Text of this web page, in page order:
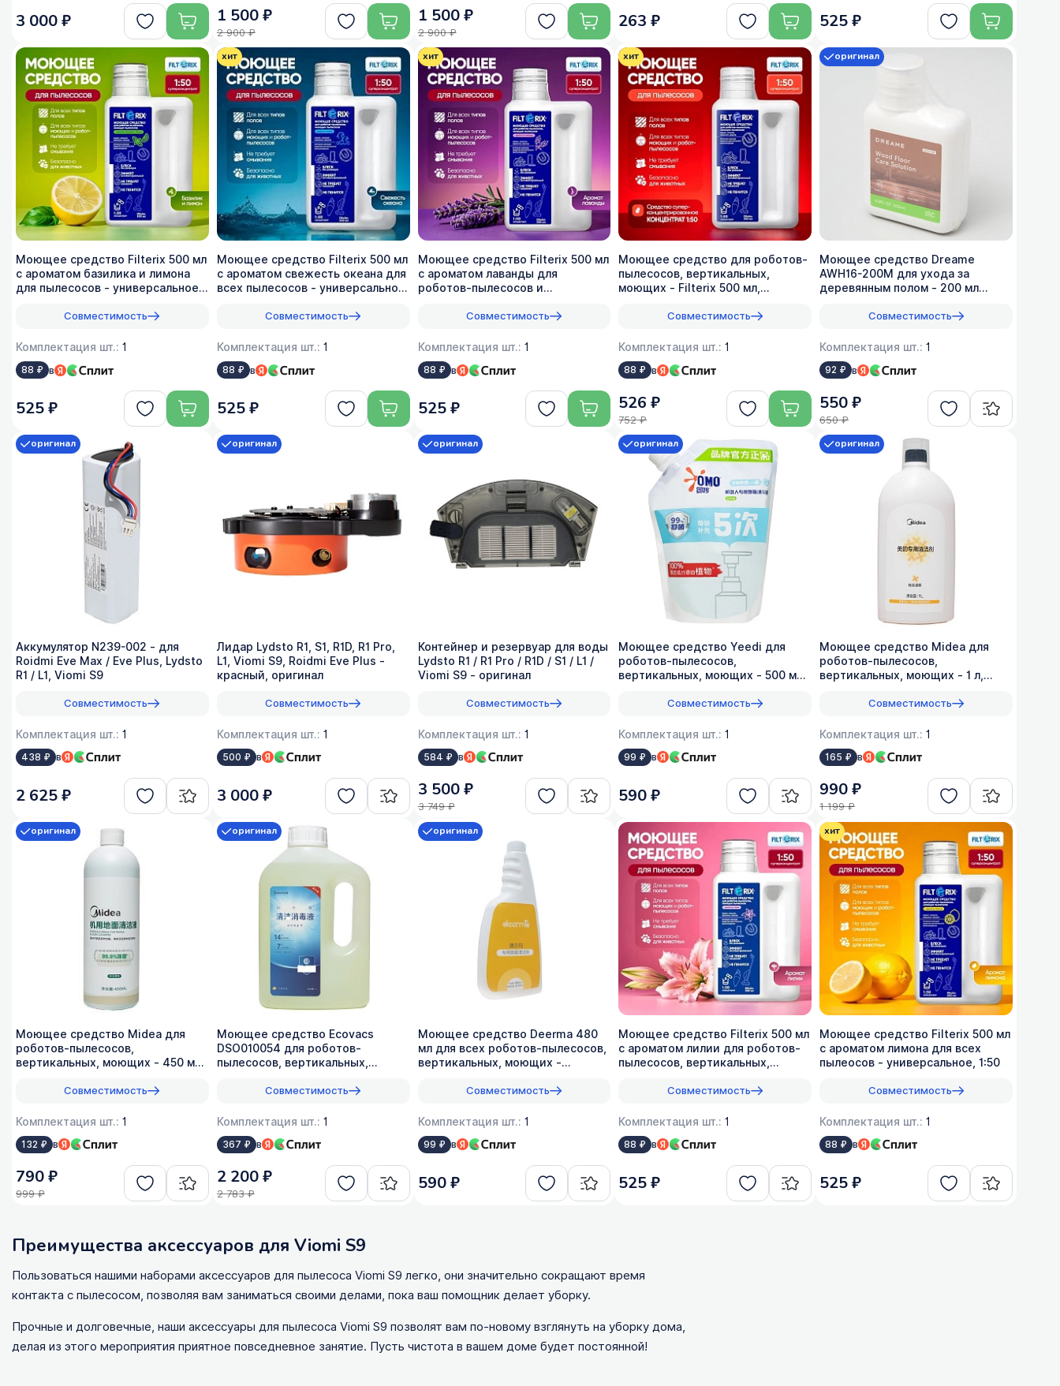
3 000 ₽ 1 500 ₽
2 900 ₽
1 500 ₽
2 900 ₽
263 ₽ 525 ₽
Моющее средство Filterix 500 мл
с ароматом базилика и лимона
для пылесосов - универсальное,
Совместимость
Комплектация шт.: 1
88 ₽ в
525 ₽
Моющее средство Filterix 500 мл
с ароматом свежесть океана для
всех пылеcосов - универсальное,
Совместимость
Комплектация шт.: 1
88 ₽ в
хит
525 ₽
Моющее средство Filterix 500 мл
с ароматом лаванды для
роботов-пылесосов и
Совместимость
Комплектация шт.: 1
88 ₽ в
хит
525 ₽
Моющее средство для роботов-
пылесосов, вертикальных,
моющих - Filterix 500 мл,
Совместимость
Комплектация шт.:1
88 ₽ в
хит
526 ₽
752 ₽
Моющее средство Dreame
AWH16-200M для ухода за
деревянным полом - 200 мл
Совместимость
Комплектация шт.:1
92 ₽ в
оригинал
550 ₽
650 ₽
Аккумулятор N239-002 - для
Roidmi Eve Max / Eve Plus, Lydsto
R1 / L1, Viomi S9
Совместимость
Комплектация шт.: 1
438 ₽ в
оригинал
2 625 ₽
Лидар Lydsto R1, S1, R1D, R1 Pro,
L1, Viomi S9, Roidmi Eve Plus -
красный, оригинал
Совместимость
Комплектация шт.: 1
500 ₽ в
оригинал
3 000 ₽
Контейнер и резервуар для воды
Lydsto R1 / R1 Pro / R1D / S1 / L1 /
Viomi S9 - оригинал
Совместимость
Комплектация шт.: 1
584 ₽ в
оригинал
3 500 ₽
3 749 ₽
Моющее средство Yeedi для
роботов-пылесосов,
вертикальных, моющих - 500 мл,
Совместимость
Комплектация шт.:1
99 ₽ в
оригинал
590 ₽
Моющее средство Midea для
роботов-пылесосов,
вертикальных, моющих - 1 л,
Совместимость
Комплектация шт.:1
165 ₽ в
оригинал
990 ₽
1 199 ₽
Моющее средство Midea для
роботов-пылесосов,
вертикальных, моющих - 450 мл,
Совместимость
Комплектация шт.: 1
132 ₽ в
оригинал
790 ₽
999 ₽
Моющее средство Ecovacs
DSO010054 для роботов-
пылесосов, вертикальных,
Совместимость
Комплектация шт.: 1
367 ₽ в
оригинал
2 200 ₽
2 783 ₽
Моющее средство Deerma 480
мл для всех роботов-пылесосов,
вертикальных, моющих -
Совместимость
Комплектация шт.: 1
99 ₽ в
оригинал
590 ₽
Моющее средство Filterix 500 мл
с ароматом лилии для роботов-
пылесосов, вертикальных,
Совместимость
Комплектация шт.:1
88 ₽ в
525 ₽
Моющее средство Filterix 500 мл
с ароматом лимона для всех
пылеосов - универсальное, 1:50
Совместимость
Комплектация шт.:1
88 ₽ в
хит
525 ₽
Преимущества аксессуаров для Viomi S9
Пользоваться нашими наборами аксессуаров для пылесоса Viomi S9 легко, они значительно сокращают время
контакта с пылесосом, позволяя вам заниматься своими делами, пока ваш помощник делает уборку.
Прочные и долговечные, наши аксессуары для пылесоса Viomi S9 позволят вам по-новому взглянуть на уборку дома,
делая из этого мероприятия приятное повседневное занятие. Пусть чистота в вашем доме будет постоянной!